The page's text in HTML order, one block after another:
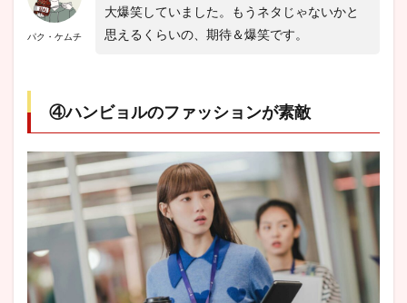
パク・ケムチ
大爆笑していました。もうネタじゃないかと
思えるくらいの、期待＆爆笑です。
④ハンビョルのファッションが素敵